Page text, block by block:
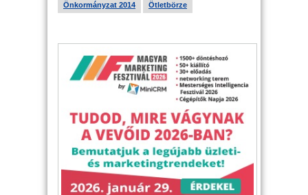
Önkormányzat 2014 Ötletbörze